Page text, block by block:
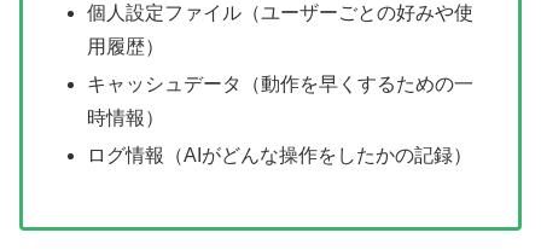
個人設定ファイル（ユーザーごとの好みや使
用履歴）
キャッシュデータ（動作を早くするための一
時情報）
ログ情報（AIがどんな操作をしたかの記録）